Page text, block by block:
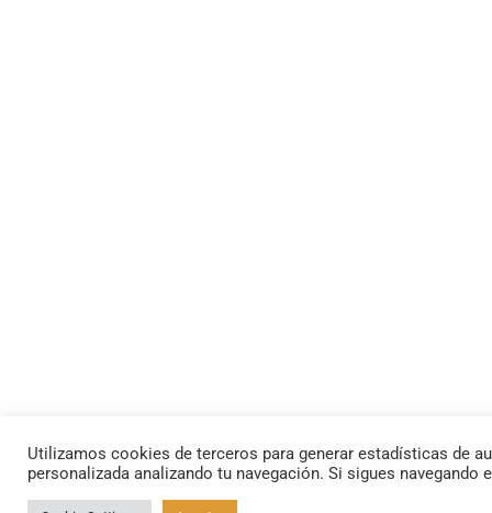
Utilizamos cookies de terceros para generar estadísticas de
personalizada analizando tu navegación. Si sigues navegando